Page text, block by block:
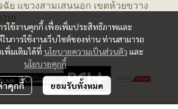
รใช้งานคุกกี้ เพื่อเพิ่มประสิทธิภาพและ
การใช้งานเว็บไซต์ของท่าน ท่านสามารถ
พิ่มเติมได้ที่ นโยบายความเป็นส่วนตัว และ
นโยบายคุกกี้
าคุกกี้ ยอมรับทั้งหมด
ฉัย แขวงสามเสนนอก เขตห้วยขวาง